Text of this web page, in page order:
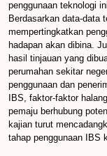
penggunaan teknologi
Berdasarkan data-data
mempertingkatkan
hadapan akan dibina.
hasil tinjauan yang
perumahan sekitar
penggunaan dan
IBS, faktor-faktor
pemaju berhubung
kajian turut
tahap penggunaan IBS